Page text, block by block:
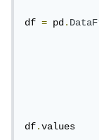
df = pd.
df.values